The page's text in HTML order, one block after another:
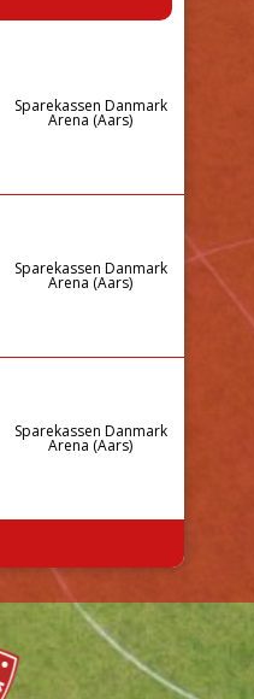
Sparekassen Danmark
Arena (Aars)
Sparekassen Danmark
Arena (Aars)
Sparekassen Danmark
Arena (Aars)